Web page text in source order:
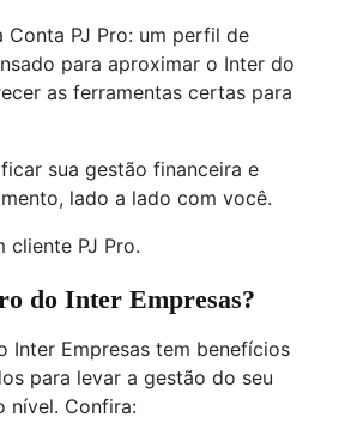
Conta PJ Pro: um perfil de
para aproximar o Inter do
as ferramentas certas para
sua gestão financeira e
lado a lado com você.
cliente PJ Pro.
do Inter Empresas?
Inter Empresas tem benefícios
para levar a gestão do seu
nível. Confira: